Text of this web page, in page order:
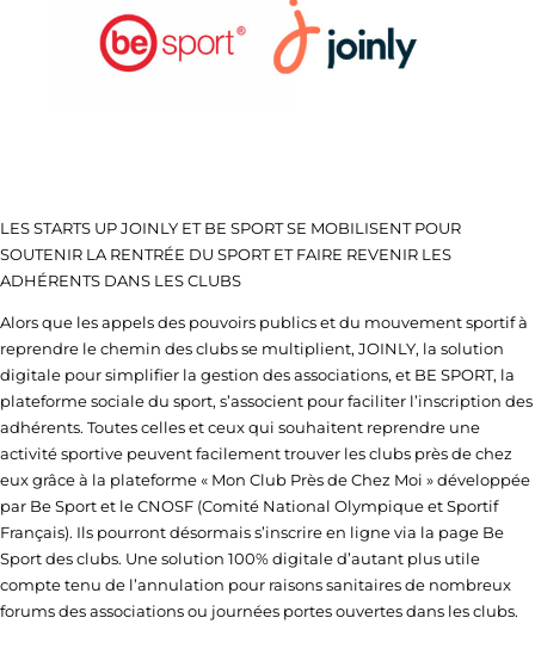
LES STARTS UP JOINLY ET BE SPORT SE MOBILISENT POUR
SOUTENIR LA RENTRÉE DU SPORT ET FAIRE REVENIR LES
ADHÉRENTS DANS LES CLUBS
Alors que les appels des pouvoirs publics et du mouvement sportif à
reprendre le chemin des clubs se multiplient, JOINLY, la solution
digitale pour simplifier la gestion des associations, et BE SPORT, la
plateforme sociale du sport, s’associent pour faciliter l’inscription des
adhérents. Toutes celles et ceux qui souhaitent reprendre une
activité sportive peuvent facilement trouver les clubs près de chez
eux grâce à la plateforme « Mon Club Près de Chez Moi » développée
par Be Sport et le CNOSF (Comité National Olympique et Sportif
Français). Ils pourront désormais s’inscrire en ligne via la page Be
Sport des clubs. Une solution 100% digitale d’autant plus utile
compte tenu de l’annulation pour raisons sanitaires de nombreux
forums des associations ou journées portes ouvertes dans les clubs.